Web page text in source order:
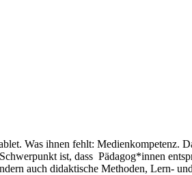
Was ihnen fehlt: Medienkompetenz.
ist, dass Pädagog*innen
auch didaktische Methoden, Lern-